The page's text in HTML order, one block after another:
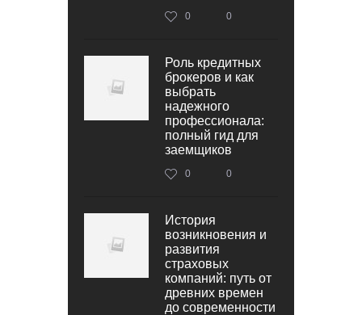
0 0
Роль кредитных
брокеров и как
выбрать
надежного
профессионала:
полный гид для
заемщиков
0 0
История
возникновения и
развития
страховых
компаний: путь от
древних времен
до современности